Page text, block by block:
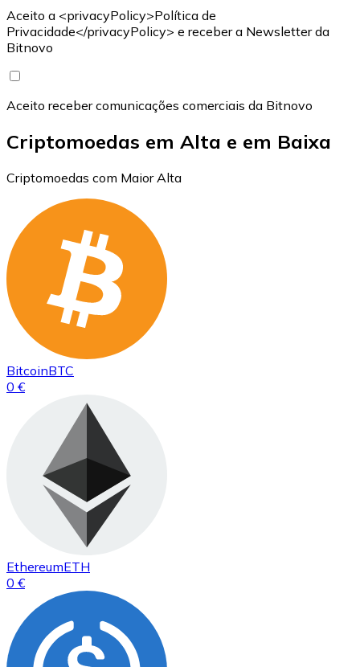
Aceito a <privacyPolicy>Política de
Privacidade</privacyPolicy> e receber a Newsletter da
Bitnovo
Aceito receber comunicações comerciais da Bitnovo
Criptomoedas em Alta e em Baixa
Criptomoedas com Maior Alta
BitcoinBTC
0 €
EthereumETH
0 €